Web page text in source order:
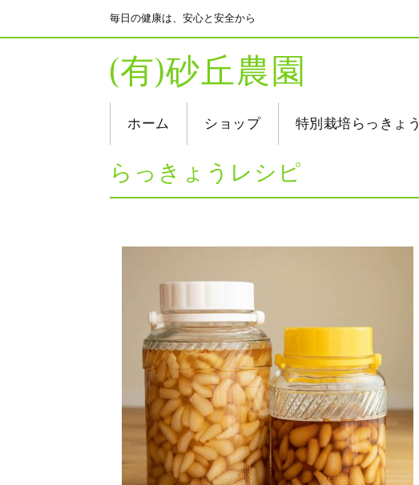
毎日の健康は、安心と安全から
(有)砂丘農園
ホーム ショップ 特別栽培らっきょう
らっきょうレシピ